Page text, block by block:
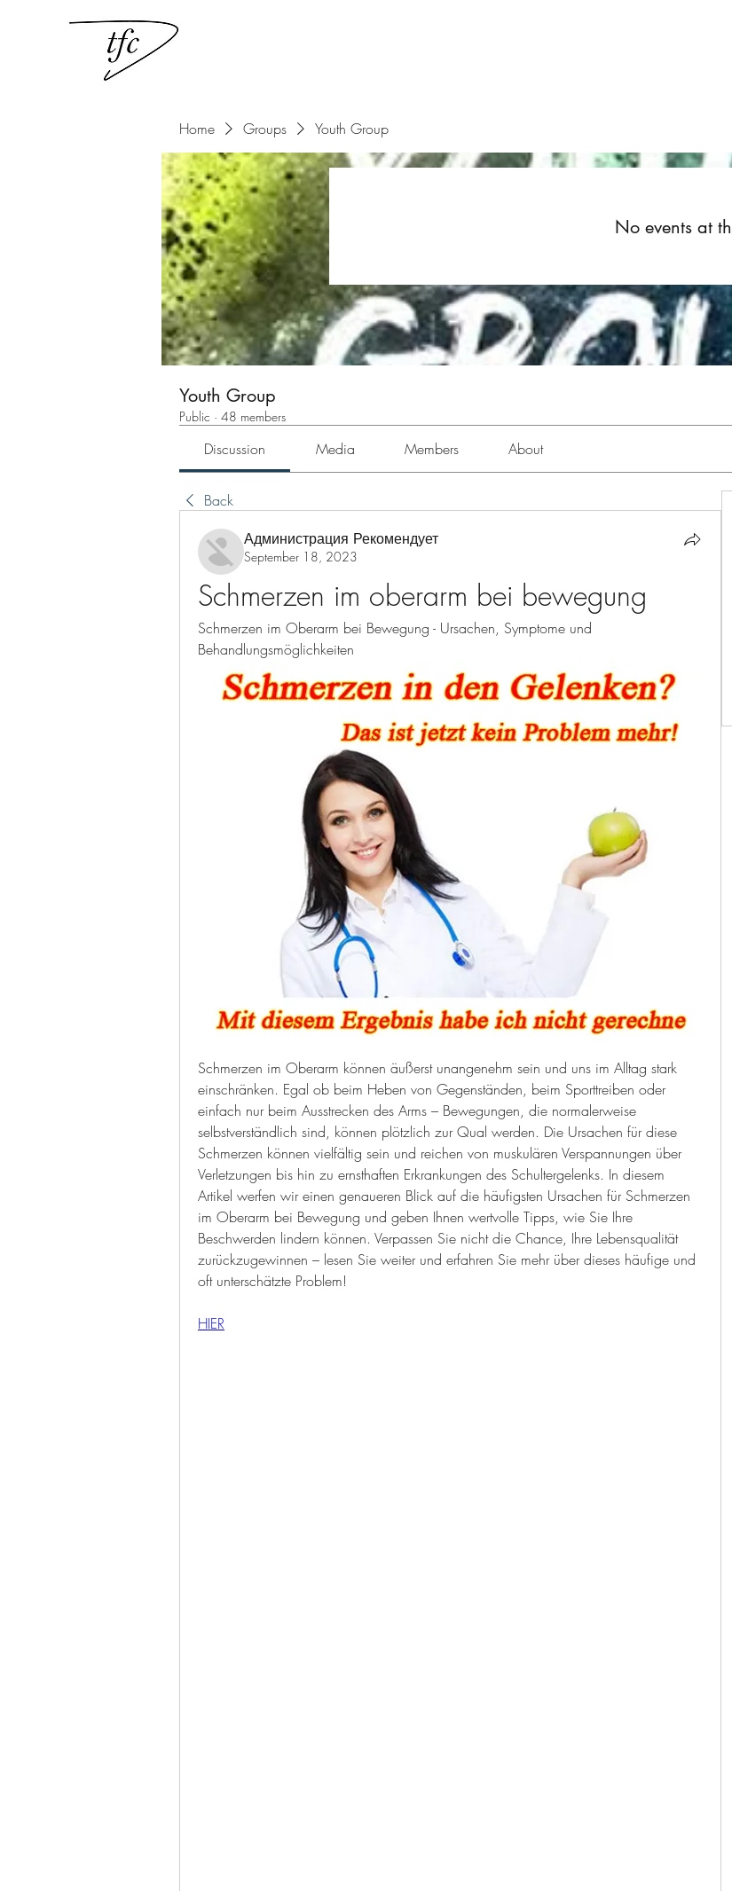
Home Groups Youth Group
Youth Group
Public · 48 members
Discussion Media Members About
Back
Администрация Рекомендует
September 18, 2023
Schmerzen im oberarm bei bewegung
Schmerzen im Oberarm bei Bewegung - Ursachen, Symptome und
Behandlungsmöglichkeiten
Schmerzen im Oberarm können äußerst unangenehm sein und uns im Alltag stark
einschränken. Egal ob beim Heben von Gegenständen, beim Sporttreiben oder
einfach nur beim Ausstrecken des Arms – Bewegungen, die normalerweise
selbstverständlich sind, können plötzlich zur Qual werden. Die Ursachen für diese
Schmerzen können vielfältig sein und reichen von muskulären Verspannungen über
Verletzungen bis hin zu ernsthaften Erkrankungen des Schultergelenks. In diesem
Artikel werfen wir einen genaueren Blick auf die häufigsten Ursachen für Schmerzen
im Oberarm bei Bewegung und geben Ihnen wertvolle Tipps, wie Sie Ihre
Beschwerden lindern können. Verpassen Sie nicht die Chance, Ihre Lebensqualität
zurückzugewinnen – lesen Sie weiter und erfahren Sie mehr über dieses häufige und
oft unterschätzte Problem!
HIER
No events at